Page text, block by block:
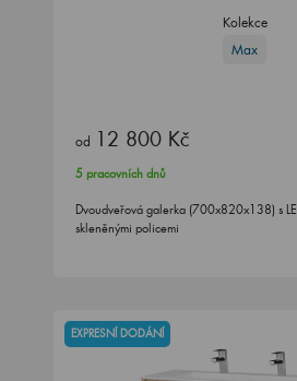
Kolekce
Max
od 12 800 Kč
5 pracovních dnů
Dvoudveřová galerka (700x820x138) s
skleněnými policemi
EXPRESNÍ DODÁNÍ